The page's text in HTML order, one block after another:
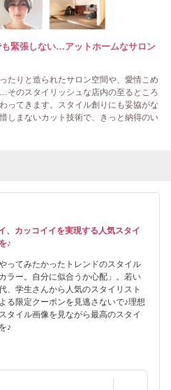
も緊張しない…アットホームなサロン
たりと造られたサロン空間や、愛情こめ
そのスタイリッシュな店内の至るところ
ってきます。スタイル創りにも妥協がな
しまないカット技術で、きっと納得のい
、カッコイイを実現する人気スタイ
♪
やってみたかったトレンドのスタイル
ラー。自分に似合うか心配」。若い
、学生さんから人気のスタイリスト
る限定クーポンを見逃さないで♪理想
タイル画像を見ながら最高のスタイ
♪